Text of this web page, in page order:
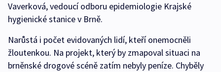
Vaverková, vedoucí odboru epidemiologie Krajské
hygienické stanice v Brně.
Narůstá i počet evidovaných lidí, kteří onemocněli
žloutenkou. Na projekt, který by zmapoval situaci na
brněnské drogové scéně zatím nebyly peníze. Chyběly